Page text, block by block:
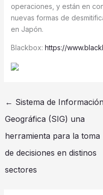
operaciones, y están en
nuevas formas de
en Japón.
Blackbox: https://
← Sistema de
Geográfica (SIG) una
herramienta para la toma
de decisiones en distinos
sectores